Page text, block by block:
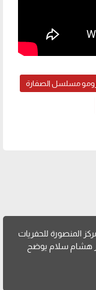
مسلسل الصفارة
المنصورة للحفريات
هشام سلام يوضح